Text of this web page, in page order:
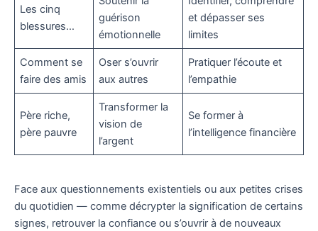
Les cinq
blessures…
guérison
émotionnelle
et dépasser ses
limites
Comment se
faire des amis
Oser s’ouvrir
aux autres
Pratiquer l’écoute et
l’empathie
Père riche,
père pauvre
Transformer la
vision de
l’argent
Se former à
l’intelligence financière
Face aux questionnements existentiels ou aux petites crises
du quotidien — comme décrypter la signification de certains
signes, retrouver la confiance ou s’ouvrir à de nouveaux